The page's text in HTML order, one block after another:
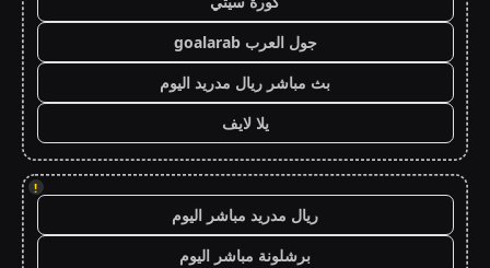
جول العرب goalarab
بث مباشر ريال مدريد اليوم
يلا لايف
!
ريال مدريد مباشر اليوم
برشلونة مباشر اليوم